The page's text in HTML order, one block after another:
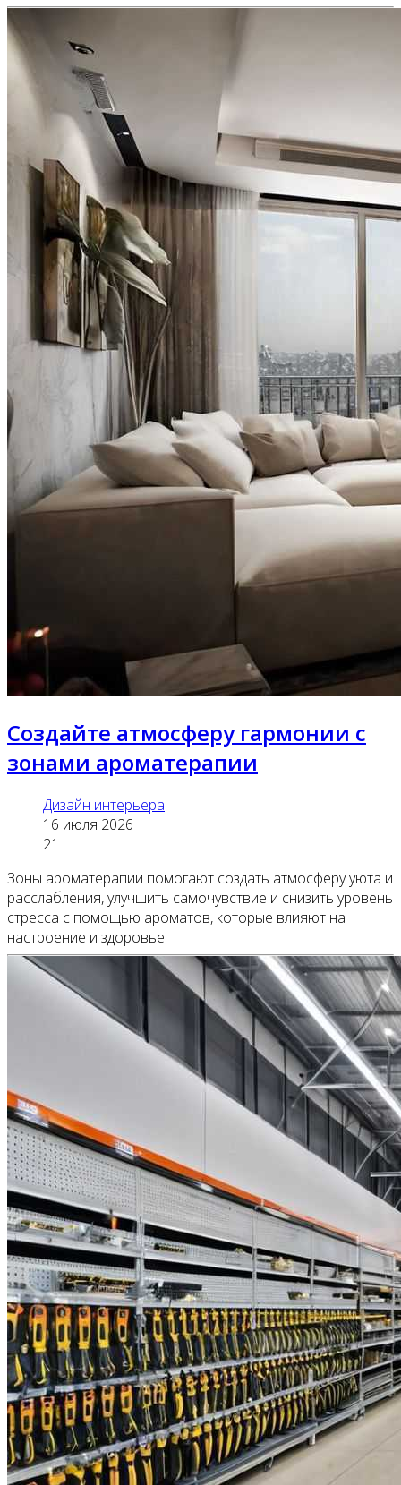
Создайте атмосферу гармонии с
зонами ароматерапии
Дизайн интерьера
16 июля 2026
21
Зоны ароматерапии помогают создать атмосферу уюта и
расслабления, улучшить самочувствие и снизить уровень
стресса с помощью ароматов, которые влияют на
настроение и здоровье.